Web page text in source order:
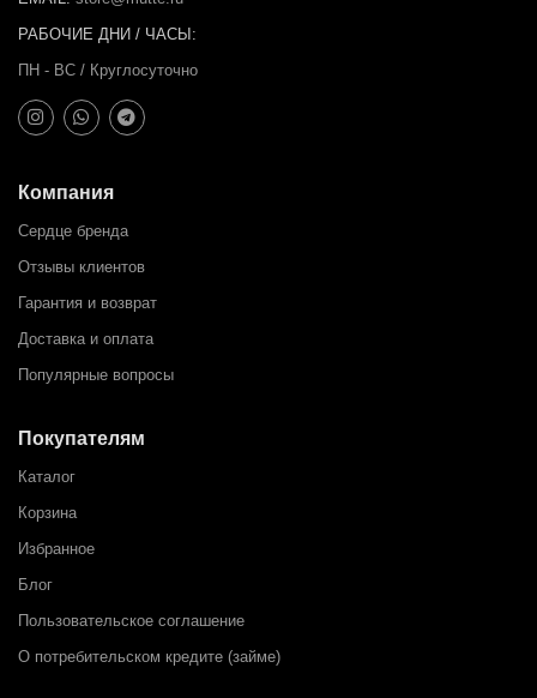
РАБОЧИЕ ДНИ / ЧАСЫ:
ПН - ВС / Круглосуточно
Компания
Сердце бренда
Отзывы клиентов
Гарантия и возврат
Доставка и оплата
Популярные вопросы
Покупателям
Каталог
Корзина
Избранное
Блог
Пользовательское соглашение
О потребительском кредите (займе)